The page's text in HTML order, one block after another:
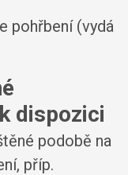
pohřbení (vydá
dispozici
podobě na
příp.